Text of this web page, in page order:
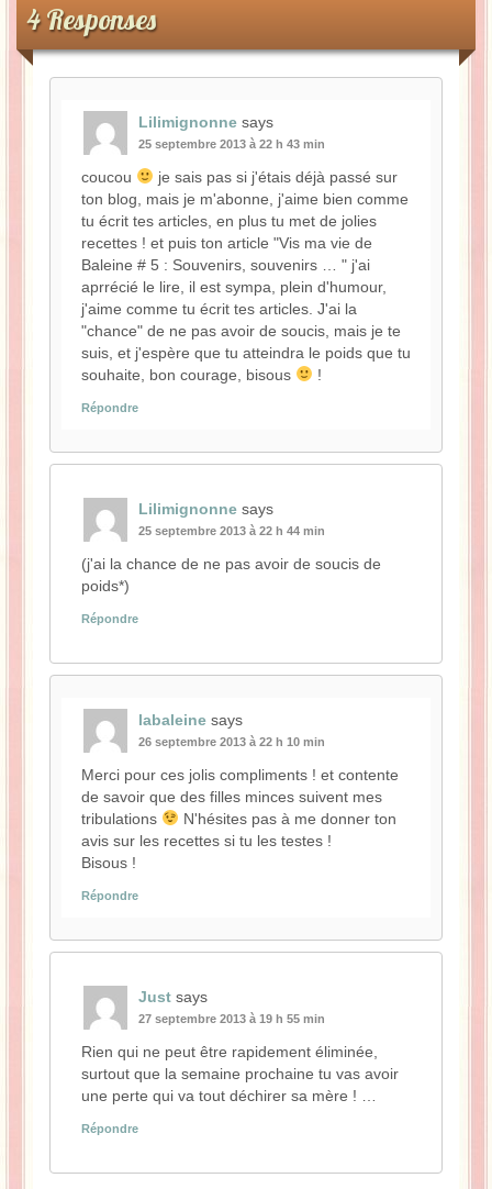
4 Responses
Lilimignonne says
25 septembre 2013 à 22 h 43 min
coucou
je sais pas si j'étais déjà passé sur
ton blog, mais je m'abonne, j'aime bien comme
tu écrit tes articles, en plus tu met de jolies
recettes ! et puis ton article "Vis ma vie de
Baleine # 5 : Souvenirs, souvenirs … " j'ai
aprrécié le lire, il est sympa, plein d'humour,
j'aime comme tu écrit tes articles. J'ai la
"chance" de ne pas avoir de soucis, mais je te
suis, et j'espère que tu atteindra le poids que tu
souhaite, bon courage, bisous
!
Répondre
Lilimignonne says
25 septembre 2013 à 22 h 44 min
(j'ai la chance de ne pas avoir de soucis de
poids*)
Répondre
labaleine says
26 septembre 2013 à 22 h 10 min
Merci pour ces jolis compliments ! et contente
de savoir que des filles minces suivent mes
tribulations
N'hésites pas à me donner ton
avis sur les recettes si tu les testes !
Bisous !
Répondre
Just says
27 septembre 2013 à 19 h 55 min
Rien qui ne peut être rapidement éliminée,
surtout que la semaine prochaine tu vas avoir
une perte qui va tout déchirer sa mère ! …
Répondre